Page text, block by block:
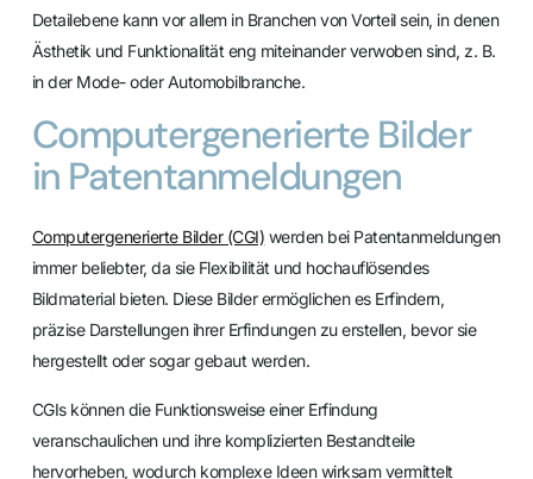
Detailebene kann vor allem in Branchen von Vorteil sein, in denen
Ästhetik und Funktionalität eng miteinander verwoben sind, z. B.
in der Mode- oder Automobilbranche.
Computergenerierte Bilder
in Patentanmeldungen
Computergenerierte Bilder (CGI) werden bei Patentanmeldungen
immer beliebter, da sie Flexibilität und hochauflösendes
Bildmaterial bieten. Diese Bilder ermöglichen es Erfindern,
präzise Darstellungen ihrer Erfindungen zu erstellen, bevor sie
hergestellt oder sogar gebaut werden.
CGIs können die Funktionsweise einer Erfindung
veranschaulichen und ihre komplizierten Bestandteile
hervorheben, wodurch komplexe Ideen wirksam vermittelt